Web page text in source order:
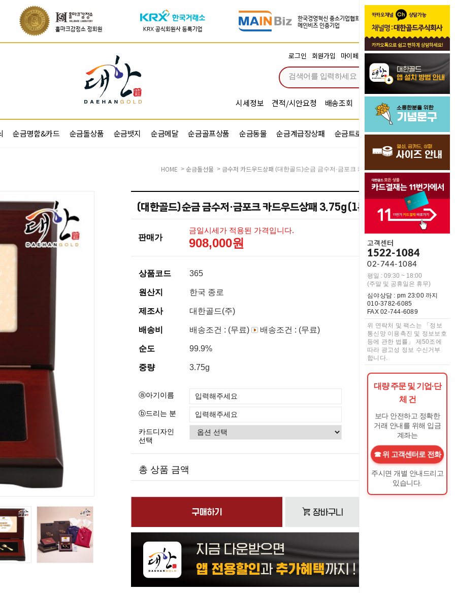
로그인 회원가입 마이페이지 주문조회 장바구니 0
시세정보 견적/시안요청 배송조회 시안확인 기념문구예문
순금명함&카드 순금돌상품 순금뱃지 순금메달 순금골프상품 순금동물 순금계급장상패 순금트로피 순금기업반지
고객센터
1522-1084
02-744-1084
평일 : 09:30 ~ 18:00
(주말 및 공휴일은 휴무)
심야상담 : pm 23:00 까지
010-3782-6085
FAX 02-744-6089
위 연락처 및 팩스는 「정보
통신망 이용촉진 및 정보보호
등에 관한 법률」 제50조에
따라 광고성 정보 수신거부
합니다.
대량 주문 및 기업·단
체 건
보다 안전하고 정확한
거래 안내를 위해 입금
계좌는
위 고객센터로 전화
주시면 개별 안내드리고
있습니다.
HOME > 순금돌선물 > 금수저 카드우드상패 (대한골드)순금 금수저·금포크 카드우드상패 3.75g(1돈,한돈)
(대한골드)순금 금수저·금포크 카드우드상패 3.75g(1돈,한돈)
판매가
금일시세가 적용된 가격입니다.
908,000원
상품코드 365
원산지 한국 종로
제조사 대한골드(주)
배송비 배송조건 : (무료) 배송조건 : (무료)
순도 99.9%
중량 3.75g
ⓐ아기이름
ⓑ드리는 분
카드디자인
선택
총 상품 금액 0 원